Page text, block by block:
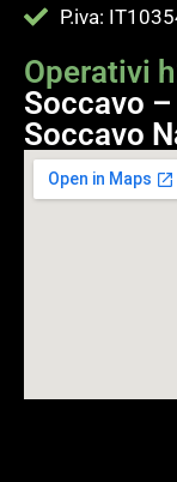
P.iva:
Operativi
Soccavo –
Soccavo